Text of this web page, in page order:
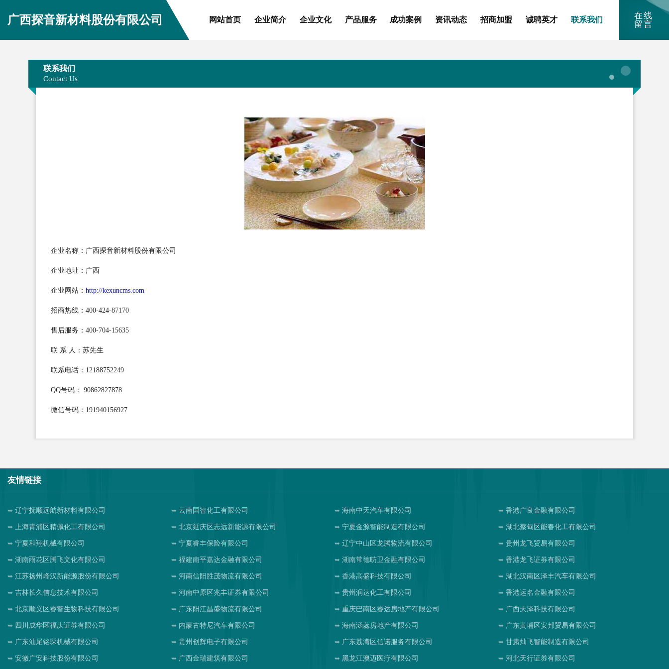
广西探音新材料股份有限公司 网站首页 企业简介 企业文化 产品服务 成功案例 资讯动态 招商加盟 诚聘英才 联系我们
在线
留言
联系我们
Contact Us
企业名称：广西探音新材料股份有限公司
企业地址：广西
企业网站： http://kexuncms.com
招商热线：400-424-87170
售后服务：400-704-15635
联 系 人：苏先生
联系电话：12188752249
QQ号码： 90862827878
微信号码：191940156927
友情链接
辽宁抚顺远航新材料有限公司 云南国智化工有限公司 海南中天汽车有限公司 香港广良金融有限公司
上海青浦区精佩化工有限公司 北京延庆区志远新能源有限公司 宁夏金源智能制造有限公司 湖北蔡甸区能春化工有限公司
宁夏和翔机械有限公司 宁夏睿丰保险有限公司 辽宁中山区龙腾物流有限公司 贵州龙飞贸易有限公司
湖南雨花区腾飞文化有限公司 福建南平嘉达金融有限公司 湖南常德昉卫金融有限公司 香港龙飞证券有限公司
江苏扬州峰汉新能源股份有限公司 河南信阳胜茂物流有限公司 香港高盛科技有限公司 湖北汉南区泽丰汽车有限公司
吉林长久信息技术有限公司 河南中原区兆丰证券有限公司 贵州润达化工有限公司 香港运名金融有限公司
北京顺义区睿智生物科技有限公司 广东阳江昌盛物流有限公司 重庆巴南区睿达房地产有限公司 广西天泽科技有限公司
四川成华区福庆证券有限公司 内蒙古特尼汽车有限公司 海南涵蕊房地产有限公司 广东黄埔区安邦贸易有限公司
广东汕尾铭琛机械有限公司 贵州创辉电子有限公司 广东荔湾区信诺服务有限公司 甘肃灿飞智能制造有限公司
安徽广安科技股份有限公司 广西金瑞建筑有限公司 黑龙江澳迈医疗有限公司 河北天行证券有限公司